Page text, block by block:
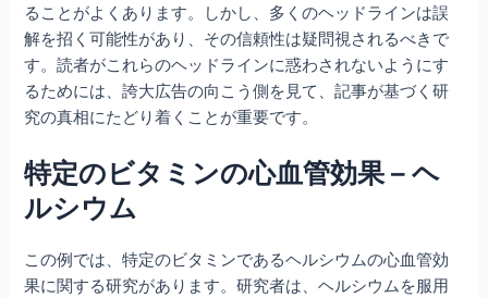
ることがよくあります。しかし、多くのヘッドラインは誤
解を招く可能性があり、その信頼性は疑問視されるべきで
す。読者がこれらのヘッドラインに惑わされないようにす
るためには、誇大広告の向こう側を見て、記事が基づく研
究の真相にたどり着くことが重要です。
特定のビタミンの心血管効果 – ヘ
ルシウム
この例では、特定のビタミンであるヘルシウムの心血管効
果に関する研究があります。研究者は、ヘルシウムを服用